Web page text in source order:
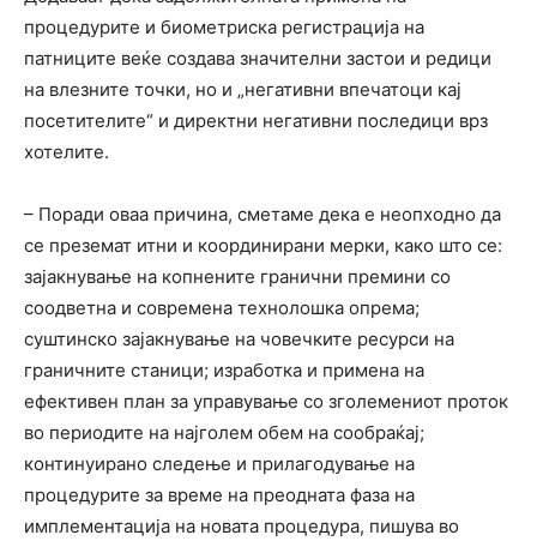
процедурите и биометриска регистрација на
патниците веќе создава значителни застои и редици
на влезните точки, но и „негативни впечатоци кај
посетителите“ и директни негативни последици врз
хотелите.
– Поради оваа причина, сметаме дека е неопходно да
се преземат итни и координирани мерки, како што се:
зајакнување на копнените гранични премини со
соодветна и современа технолошка опрема;
суштинско зајакнување на човечките ресурси на
граничните станици; изработка и примена на
ефективен план за управување со зголемениот проток
во периодите на најголем обем на сообраќај;
континуирано следење и прилагодување на
процедурите за време на преодната фаза на
имплементација на новата процедура, пишува во